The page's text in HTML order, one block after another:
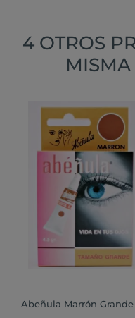
4 OTROS
MISMA
Abeñula Marrón Grande